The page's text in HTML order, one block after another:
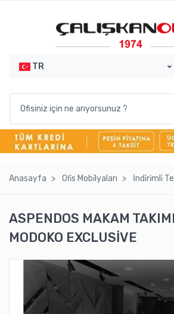
TR
Anasayfa Ofi̇s Mobi̇lyaları İndi̇ri̇mli̇
ASPENDOS MAKAM
MODOKO EXCLUSİVE